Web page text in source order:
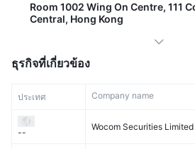
Room 1002 Wing On Centre, 111
Central, Hong Kong
ธุรกิจที่เกี่ยวข้อง
ประเทศ Company name
--
Wocom Securities Limited